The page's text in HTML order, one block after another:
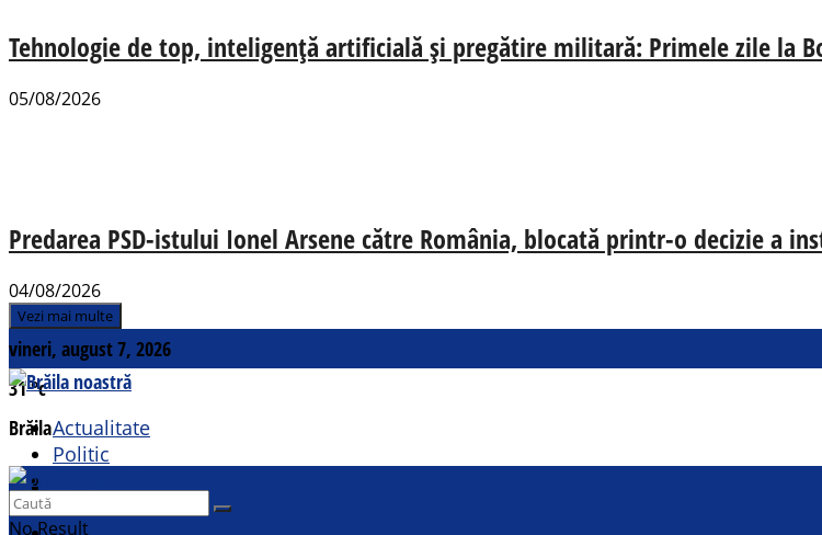
Tehnologie de top, inteligență artificială și pregătire militară: Primele zile la
05/08/2026
Predarea PSD-istului Ionel Arsene către România, blocată printr-o decizie a
04/08/2026
Vezi mai multe
vineri, august 7, 2026
31°c
Brăila
Contact
Actualitate
Politic
No Result